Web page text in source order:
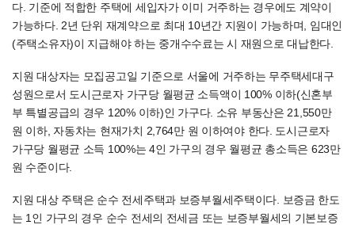
다. 기준에 적합한 주택에 세입자가 이미 거주하는 경우에도 계약이
가능하다. 2년 단위 재계약으로 최대 10년간 지원이 가능하며, 임대인
(주택소유자)이 지급해야 하는 중개수수료는 시 재원으로 대납한다.
지원 대상자는 모집공고일 기준으로 서울에 거주하는 무주택세대구
성원으로서 도시근로자 가구당 월평균 소득액이 100% 이하(신혼부
부 특별공급의 경우 120% 이하)인 가구다. 소유 부동산은 21,550만
원 이하, 자동차는 현재가치 2,764만 원 이하여야 한다. 도시근로자
가구당 월평균 소득 100%는 4인 가구의 경우 월평균 총소득은 623만
원 수준이다.
지원 대상 주택은 순수 전세주택과 보증부월세주택이다. 보증금 한도
는 1인 가구의 경우 순수 전세의 전세금 또는 보증부월세의 기본보증